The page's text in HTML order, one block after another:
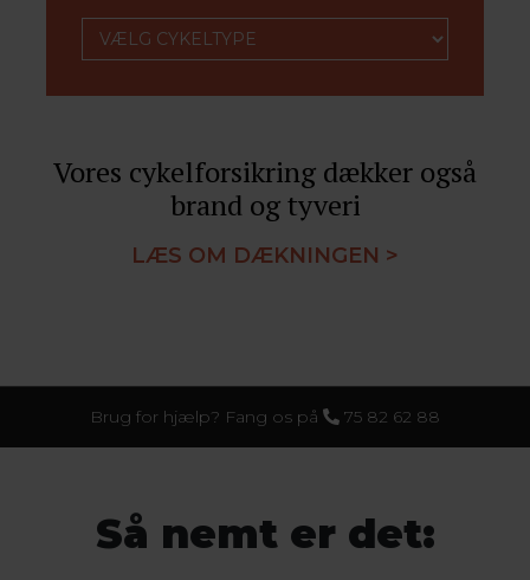
Vores cykelforsikring dækker også
brand og tyveri
LÆS OM DÆKNINGEN >
Brug for hjælp? Fang os på 75 82 62 88
Så nemt er det: